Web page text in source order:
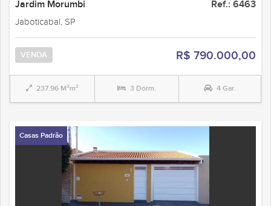
Jardim Morumbi Ref.: 6463
Jaboticabal, SP
VENDA R$ 790.000,00
237.96 M²m² 3 Dorm. 4 Gar.
Casas Padrão